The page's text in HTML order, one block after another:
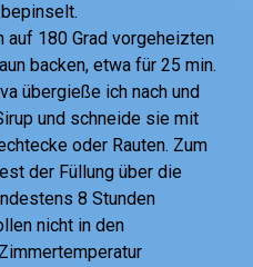
auf 180 Grad vorgeheizten
backen, etwa für 25 min.
übergieße ich nach und
und schneide sie mit
oder Rauten. Zum
der Füllung über die
8 Stunden
nicht in den